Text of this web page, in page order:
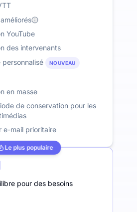
YouTube
des intervenants
personnalisé
NOUVEAU
en masse
de conservation pour les
e-mail prioritaire
Le plus populaire
pour des besoins